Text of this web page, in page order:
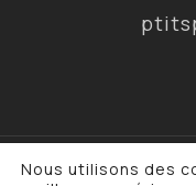
© 2026 P'tit
Nous utilisons des